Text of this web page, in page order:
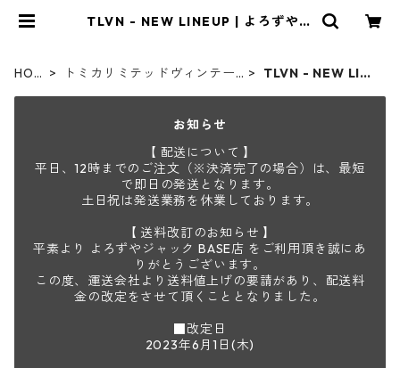
TLVN - NEW LINEUP | よろずやジ
HOM
トミカリミテッドヴィンテー
TLVN - NEW LINE
お知らせ
【 配送について 】
平日、12時までのご注文（※決済完了の場合）は、最短
で即日の発送となります。
土日祝は発送業務を休業しております。
【 送料改訂のお知らせ 】
平素より よろずやジャック BASE店 をご利用頂き誠にあ
りがとうございます。
この度、運送会社より送料値上げの要請があり、配送料
金の改定をさせて頂くこととなりました。
■改定日
2023年6月1日(木)